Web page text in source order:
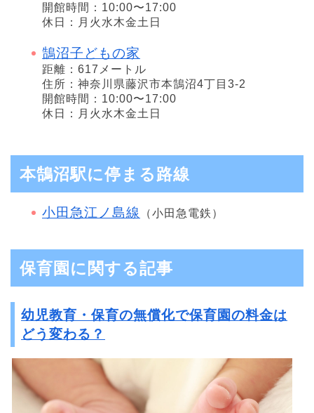
開館時間：10:00〜17:00
休日：月火水木金土日
鵠沼子どもの家
距離：617メートル
住所：神奈川県藤沢市本鵠沼4丁目3-2
開館時間：10:00〜17:00
休日：月火水木金土日
本鵠沼駅に停まる路線
小田急江ノ島線 （小田急電鉄）
保育園に関する記事
幼児教育・保育の無償化で保育園の料金は
どう変わる？